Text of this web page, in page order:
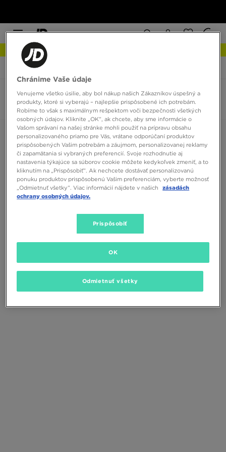
JD Sports Ženy
Dámske Legíny
0 produktov
Zoradiť:Odporúčané Filtrovať
Žiadne produkty na zobrazenie
Zmeňte kritériá vyhľadávania alebo
odstráňte vybrané filtre
Chránime Vaše údaje
Venujeme všetko úsilie, aby bol nákup našich Zákazníkov úspešný a
produkty, ktoré si vyberajú – najlepšie prispôsobené ich potrebám.
Robíme to však s maximálnym rešpektom voči bezpečnosti všetkých
osobných údajov. Kliknite „OK”, ak chcete, aby sme informácie o
Vašom správaní na našej stránke mohli použiť na prípravu obsahu
personalizovaného priamo pre Vás, vrátane odporúčaní produktov
prispôsobených Vašim potrebám a záujmom, personalizovanej reklamy
či zapamätania si vybraných preferencií. Svoje rozhodnutie aj
nastavenia týkajúce sa súborov cookie môžete kedykoľvek zmeniť, a to
kliknutím na „Prispôsobiť”. Ak nechcete dostávať personalizovanú
ponuku produktov prispôsobenú Vašim preferenciám, vyberte možnosť
„Odmietnuť všetky”. Viac informácií nájdete v našich
zásadách
ochrany osobných údajov.
Prispôsobiť
Odmietnuť všetky
OK